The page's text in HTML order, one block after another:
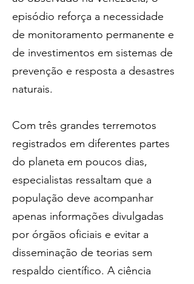
episódio reforça a necessidade
de monitoramento permanente e
de investimentos em sistemas de
prevenção e resposta a desastres
naturais.
Com três grandes terremotos
registrados em diferentes partes
do planeta em poucos dias,
especialistas ressaltam que a
população deve acompanhar
apenas informações divulgadas
por órgãos oficiais e evitar a
disseminação de teorias sem
respaldo científico. A ciência